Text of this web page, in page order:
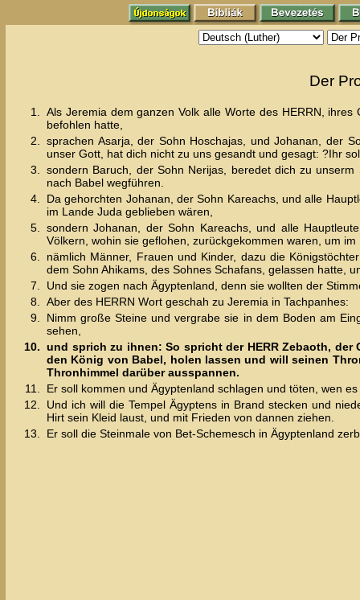
Der
1.
Als Jeremia dem ganzen Volk alle Worte des HERRN,
befohlen hatte,
2.
sprachen Asarja, der Sohn Hoschajas, und Johanan, der
unser Gott, hat dich nicht zu uns gesandt und gesagt: ?Ihr
3.
sondern Baruch, der Sohn Nerijas, beredet dich zu
nach Babel wegführen.
4.
Da gehorchten Johanan, der Sohn Kareachs, und alle
im Lande Juda geblieben wären,
5.
sondern Johanan, der Sohn Kareachs, und alle
Völkern, wohin sie geflohen, zurückgekommen waren, um
6.
nämlich Männer, Frauen und Kinder, dazu die
dem Sohn Ahikams, des Sohnes Schafans, gelassen hatte,
7.
Und sie zogen nach Ägyptenland, denn sie wollten der
8.
Aber des HERRN Wort geschah zu Jeremia in Tachpanhes:
9.
Nimm große Steine und vergrabe sie in dem Boden am
sehen,
10. und sprich zu ihnen: So spricht der HERR Zebaoth,
den König von Babel, holen lassen und will seinen
Thronhimmel darüber ausspannen.
11.
Er soll kommen und Ägyptenland schlagen und töten, wen
12.
Und ich will die Tempel Ägyptens in Brand stecken und
Hirt sein Kleid laust, und mit Frieden von dannen ziehen.
13.
Er soll die Steinmale von Bet-Schemesch in Ägyptenland